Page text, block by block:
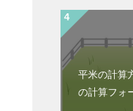
平米の計算
の計算フォ